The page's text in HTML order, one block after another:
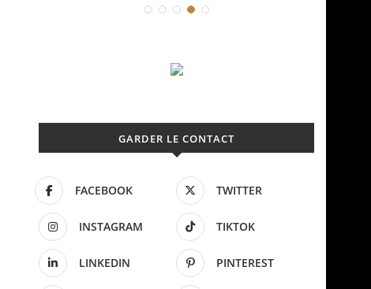
GARDER LE CONTACT
FACEBOOK TWITTER
INSTAGRAM TIKTOK
LINKEDIN PINTEREST